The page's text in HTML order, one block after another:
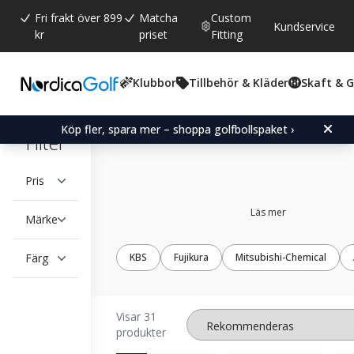
Fri frakt över 899
kr
Matcha
priset
Custom
Fitting
Kundservice
Klubbor Tillbehör & Kläder Skaft &
Köp fler, spara mer – shoppa golfbollspaket ›
Filter
Pris
Märke
Färg
Läs mer
KBS Fujikura Mitsubishi-Chemical
Visar 31
produkter